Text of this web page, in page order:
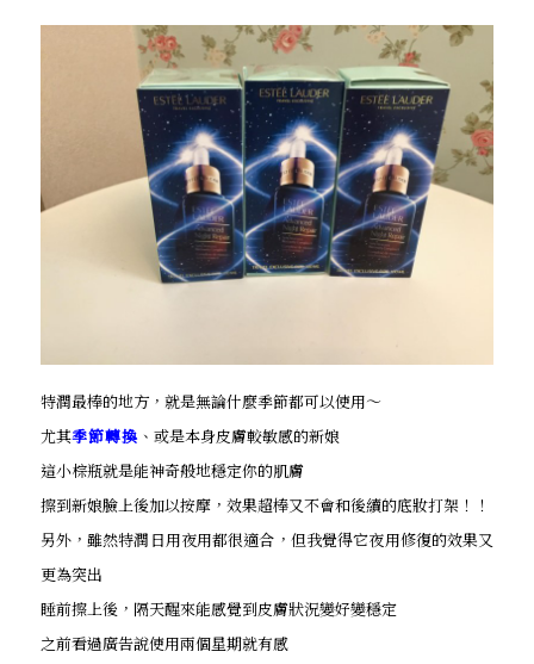
特潤最棒的地方，就是無論什麼季節都可以使用～
尤其季節轉換、或是本身皮膚較敏感的新娘
這小棕瓶就是能神奇般地穩定你的肌膚
擦到新娘臉上後加以按摩，效果超棒又不會和後續的底妝打架！！
另外，雖然特潤日用夜用都很適合，但我覺得它夜用修復的效果又
更為突出
睡前擦上後，隔天醒來能感覺到皮膚狀況變好變穩定
之前看過廣告說使用兩個星期就有感